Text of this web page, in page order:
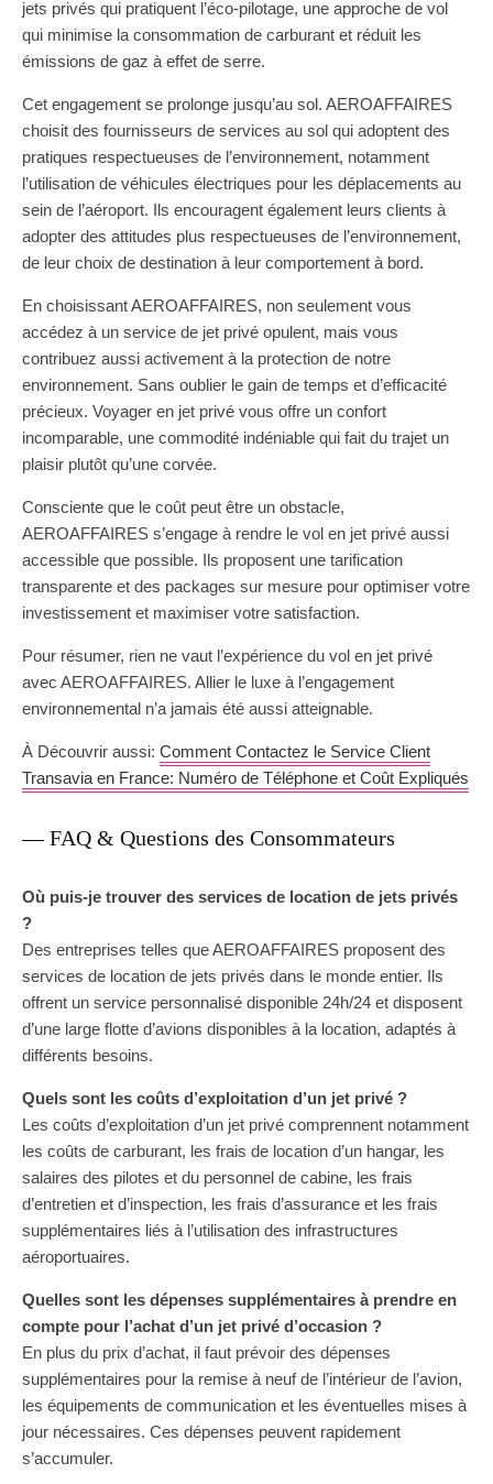
jets privés qui pratiquent l’éco-pilotage, une approche de vol
qui minimise la consommation de carburant et réduit les
émissions de gaz à effet de serre.
Cet engagement se prolonge jusqu’au sol. AEROAFFAIRES
choisit des fournisseurs de services au sol qui adoptent des
pratiques respectueuses de l’environnement, notamment
l’utilisation de véhicules électriques pour les déplacements au
sein de l’aéroport. Ils encouragent également leurs clients à
adopter des attitudes plus respectueuses de l’environnement,
de leur choix de destination à leur comportement à bord.
En choisissant AEROAFFAIRES, non seulement vous
accédez à un service de jet privé opulent, mais vous
contribuez aussi activement à la protection de notre
environnement. Sans oublier le gain de temps et d’efficacité
précieux. Voyager en jet privé vous offre un confort
incomparable, une commodité indéniable qui fait du trajet un
plaisir plutôt qu’une corvée.
Consciente que le coût peut être un obstacle,
AEROAFFAIRES s’engage à rendre le vol en jet privé aussi
accessible que possible. Ils proposent une tarification
transparente et des packages sur mesure pour optimiser votre
investissement et maximiser votre satisfaction.
Pour résumer, rien ne vaut l’expérience du vol en jet privé
avec AEROAFFAIRES. Allier le luxe à l’engagement
environnemental n’a jamais été aussi atteignable.
À Découvrir aussi: Comment Contactez le Service Client
Transavia en France: Numéro de Téléphone et Coût Expliqués
— FAQ & Questions des Consommateurs
Où puis-je trouver des services de location de jets privés
?
Des entreprises telles que AEROAFFAIRES proposent des
services de location de jets privés dans le monde entier. Ils
offrent un service personnalisé disponible 24h/24 et disposent
d’une large flotte d’avions disponibles à la location, adaptés à
différents besoins.
Quels sont les coûts d’exploitation d’un jet privé ?
Les coûts d’exploitation d’un jet privé comprennent notamment
les coûts de carburant, les frais de location d’un hangar, les
salaires des pilotes et du personnel de cabine, les frais
d’entretien et d’inspection, les frais d’assurance et les frais
supplémentaires liés à l’utilisation des infrastructures
aéroportuaires.
Quelles sont les dépenses supplémentaires à prendre en
compte pour l’achat d’un jet privé d’occasion ?
En plus du prix d’achat, il faut prévoir des dépenses
supplémentaires pour la remise à neuf de l’intérieur de l’avion,
les équipements de communication et les éventuelles mises à
jour nécessaires. Ces dépenses peuvent rapidement
s’accumuler.